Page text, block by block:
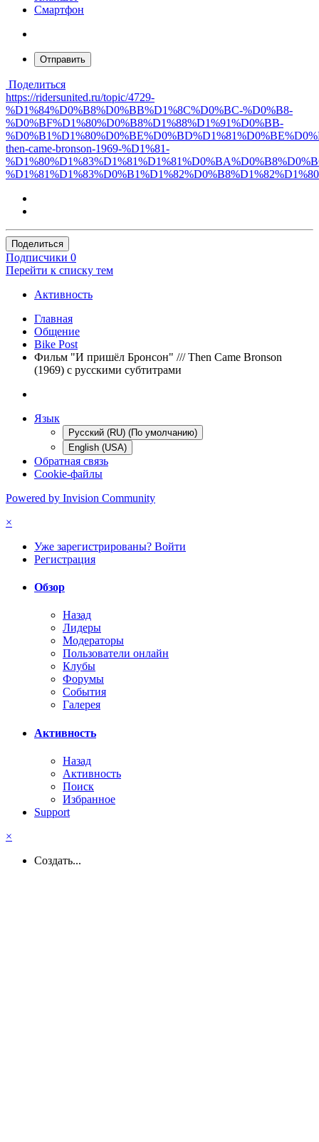
Смартфон
Отправить
Поделиться
https://ridersunited.ru/topic/4729-
%D1%84%D0%B8%D0%BB%D1%8C%D0%BC-%D0%B8-
%D0%BF%D1%80%D0%B8%D1%88%D1%91%D0%BB-
then-came-bronson-1969-%D1%81-
Поделиться
Подписчики 0
Перейти к списку тем
Активность
Главная
Общение
Bike Post
Фильм "И пришёл Бронсон" /// Then Came Bronson
(1969) с русскими субтитрами
Язык
Русский (RU) (По умолчанию)
English (USA)
Обратная связь
Cookie-файлы
Powered by Invision Community
×
Уже зарегистрированы? Войти
Регистрация
Обзор
Назад
Лидеры
Модераторы
Пользователи онлайн
Клубы
Форумы
События
Галерея
Активность
Назад
Активность
Поиск
Избранное
Support
×
Создать...